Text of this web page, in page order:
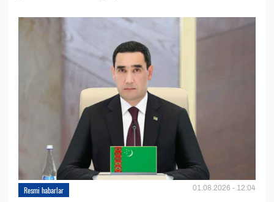
Resmi habarlar 01.08.2026 - 12:04